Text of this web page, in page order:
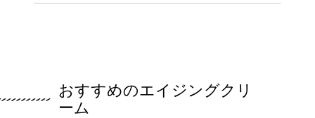
おすすめのエイジングクリ
ーム